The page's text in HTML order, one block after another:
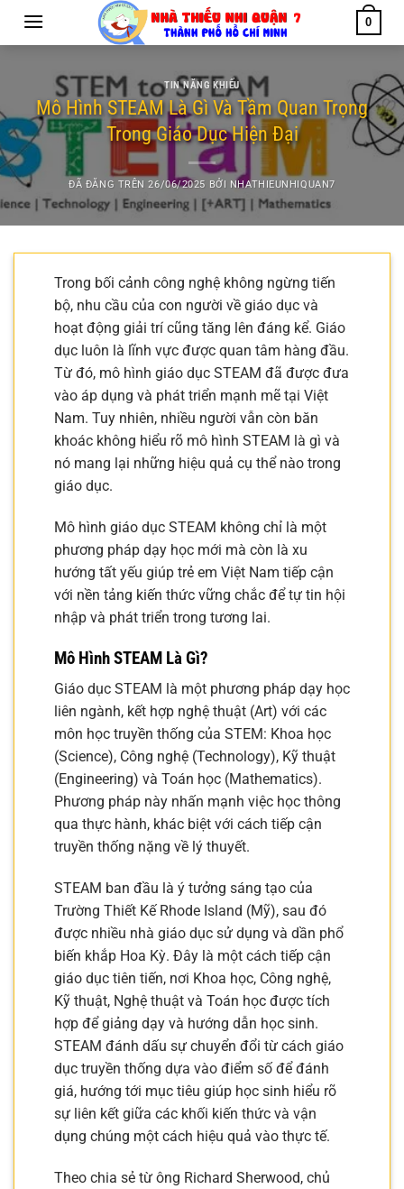
0
TIN NĂNG KHIẾU
Mô Hình STEAM Là Gì Và Tầm Quan Trọng
Trong Giáo Dục Hiện Đại
ĐÃ ĐĂNG TRÊN26/06/2025 BỞI NHATHIEUNHIQUAN7
Trong bối cảnh công nghệ không ngừng tiến
bộ, nhu cầu của con người về giáo dục và
hoạt động giải trí cũng tăng lên đáng kể. Giáo
dục luôn là lĩnh vực được quan tâm hàng đầu.
Từ đó, mô hình giáo dục STEAM đã được đưa
vào áp dụng và phát triển mạnh mẽ tại Việt
Nam. Tuy nhiên, nhiều người vẫn còn băn
khoác không hiểu rõ mô hình STEAM là gì và
nó mang lại những hiệu quả cụ thể nào trong
giáo dục.
Mô hình giáo dục STEAM không chỉ là một
phương pháp dạy học mới mà còn là xu
hướng tất yếu giúp trẻ em Việt Nam tiếp cận
với nền tảng kiến thức vững chắc để tự tin hội
nhập và phát triển trong tương lai.
Mô Hình STEAM Là Gì?
Giáo dục STEAM là một phương pháp dạy học
liên ngành, kết hợp nghệ thuật (Art) với các
môn học truyền thống của STEM: Khoa học
(Science), Công nghệ (Technology), Kỹ thuật
(Engineering) và Toán học (Mathematics).
Phương pháp này nhấn mạnh việc học thông
qua thực hành, khác biệt với cách tiếp cận
truyền thống nặng về lý thuyết.
STEAM ban đầu là ý tưởng sáng tạo của
Trường Thiết Kế Rhode Island (Mỹ), sau đó
được nhiều nhà giáo dục sử dụng và dần phổ
biến khắp Hoa Kỳ. Đây là một cách tiếp cận
giáo dục tiên tiến, nơi Khoa học, Công nghệ,
Kỹ thuật, Nghệ thuật và Toán học được tích
hợp để giảng dạy và hướng dẫn học sinh.
STEAM đánh dấu sự chuyển đổi từ cách giáo
dục truyền thống dựa vào điểm số để đánh
giá, hướng tới mục tiêu giúp học sinh hiểu rõ
sự liên kết giữa các khối kiến thức và vận
dụng chúng một cách hiệu quả vào thực tế.
Theo chia sẻ từ ông Richard Sherwood, chủ